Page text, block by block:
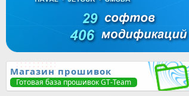
Магазин прошивок
Готовая база прошивок GT-Team